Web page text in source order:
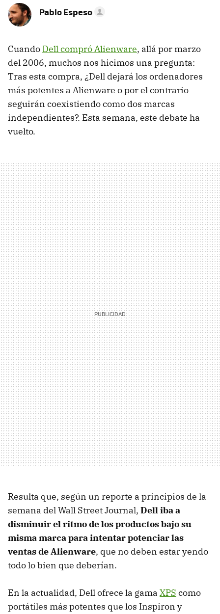
Pablo Espeso
Cuando Dell compró Alienware, allá por marzo
del 2006, muchos nos hicimos una pregunta:
Tras esta compra, ¿Dell dejará los ordenadores
más potentes a Alienware o por el contrario
seguirán coexistiendo como dos marcas
independientes?. Esta semana, este debate ha
vuelto.
Resulta que, según un reporte a principios de la
semana del Wall Street Journal, Dell iba a
disminuir el ritmo de los productos bajo su
misma marca para intentar potenciar las
ventas de Alienware, que no deben estar yendo
todo lo bien que deberían.
En la actualidad, Dell ofrece la gama XPS como
portátiles más potentes que los Inspiron y